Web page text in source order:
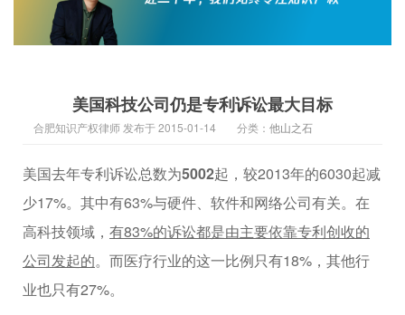
美国科技公司仍是专利诉讼最大目标
合肥知识产权律师 发布于 2015-01-14 分类： 他山之石
美国去年专利诉讼总数为5002起，较2013年的6030起减
少17%。其中有63%与硬件、软件和网络公司有关。在
高科技领域， 有83%的诉讼都是由主要依靠专利创收的
公司发起的。而医疗行业的这一比例只有18%，其他行
业也只有27%。